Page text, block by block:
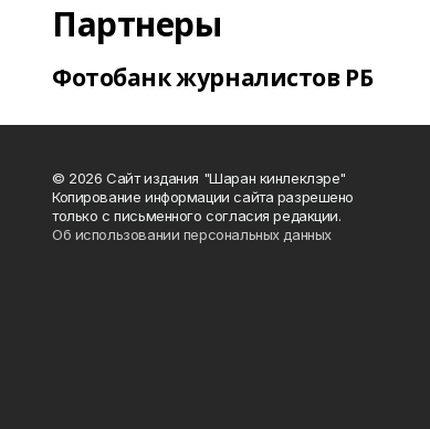
Партнеры
Фотобанк журналистов РБ
© 2026 Сайт издания "Шаран кинлеклэре"
Копирование информации сайта разрешено
только с письменного согласия редакции.
Об использовании персональных данных